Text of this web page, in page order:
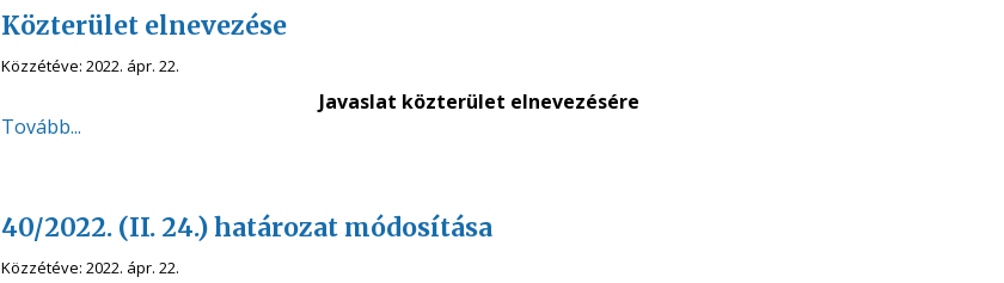
Közterület elnevezése
Közzétéve: 2022. ápr. 22.
Javaslat közterület elnevezésére
Tovább...
40/2022. (II. 24.) határozat módosítása
Közzétéve: 2022. ápr. 22.